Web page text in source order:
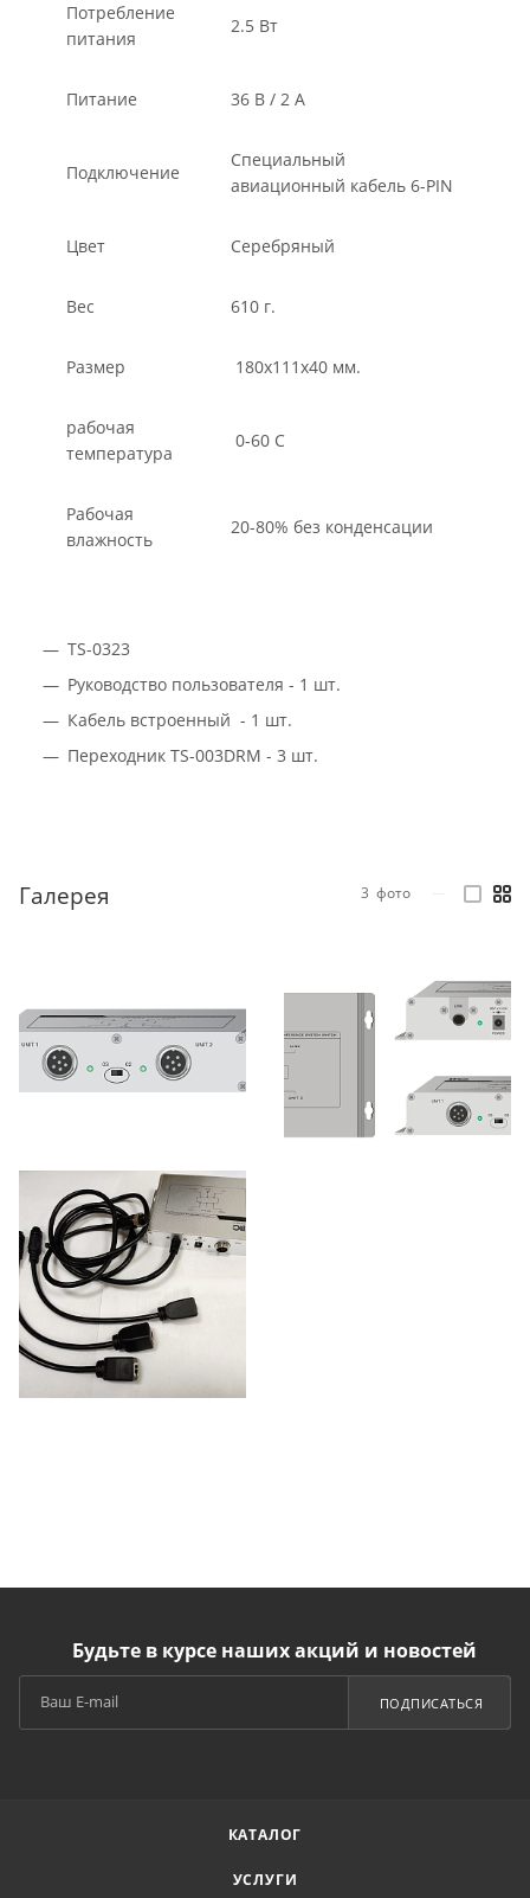
Потребление
питания
2.5 Вт
Питание 36 В / 2 A
Подключение
Специальный
авиационный кабель 6-PIN
Цвет Серебряный
Вес 610 г.
Размер 180х111х40 мм.
рабочая
температура
0-60 C
Рабочая
влажность
20-80% без конденсации
TS-0323
Руководство пользователя - 1 шт.
Кабель встроенный - 1 шт.
Переходник TS-003DRM - 3 шт.
Галерея 3 фото
Будьте в курсе наших акций и новостей
ПОДПИСАТЬСЯ
КАТАЛОГ
УСЛУГИ